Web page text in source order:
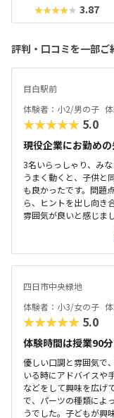
★★★★★ 3.87
評判・口コミを一部ご
目白駅前
体験者：小2/男の子
★★★★★ 5.0
現役企業にお勤め
3名いらっしゃり、み
うまく動くと、子供と
も良かったです。問題
ら、ヒントを出し向き
雰囲気が良いと感じま
の上に「教科書とキッ
かけてくださり、そこ
ントをいただきながら
駅近くですが、静かな
できました。入室した
教科書などもきちんと
半額になりました。入
四日市中央緑地
体験者：小3/女の子
★★★★★ 5.0
体験時間は授業90
優しい口調と雰囲気で
いる時にアドバイスや
などをして興味を広げ
で、パーツの種類によ
うでした。子どもが興